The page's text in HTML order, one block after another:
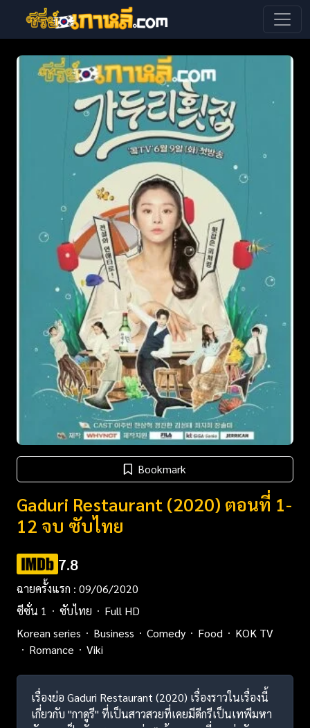
Bookmark
Gaduri Restaurant (2020) ตอนที่ 1-
12 จบ ซับไทย
7.8
ฉายครั้งแรก : 09/06/2020
ซีซั่น 1
ซับไทย
Full HD
Korean series
Business Comedy Food
KOK TV
Romance
Viki
เรื่องย่อ Gaduri Restaurant (2020) เรื่องราวในเรื่องนี้
เกี่ยวกับ "กาดูรี" ที่เป็นสาวสวยที่เคยมีดีกรีเป็นเทพีมหา